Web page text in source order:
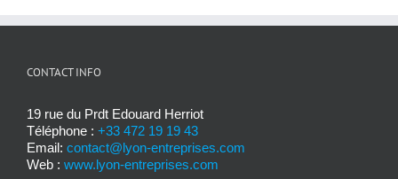
CONTACT INFO
19 rue du Prdt Edouard Herriot
Téléphone : +33 472 19 19 43
Email: contact@lyon-entreprises.com
Web : www.lyon-entreprises.com